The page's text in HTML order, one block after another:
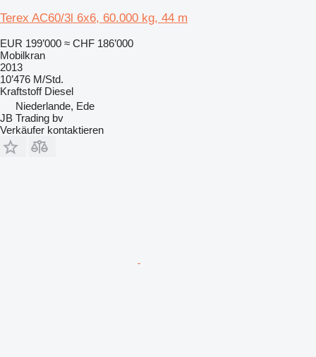
Terex AC60/3l 6x6, 60.000 kg, 44 m
EUR 199’000 ≈ CHF 186’000
Mobilkran
2013
10’476 M/Std.
Kraftstoff Diesel
Niederlande, Ede
JB Trading bv
Verkäufer kontaktieren